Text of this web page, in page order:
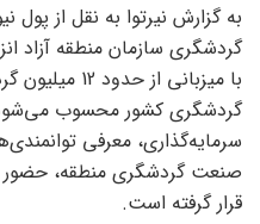
به گزارش نیرتوا به نقل از پول
گردشگری سازمان منطقه آزاد
با میزبانی
گردشگری کشور محسوب
سرمایه‌گذاری، معرفی
صنعت گردشگری منطقه، حضور
قرار گرفته است.